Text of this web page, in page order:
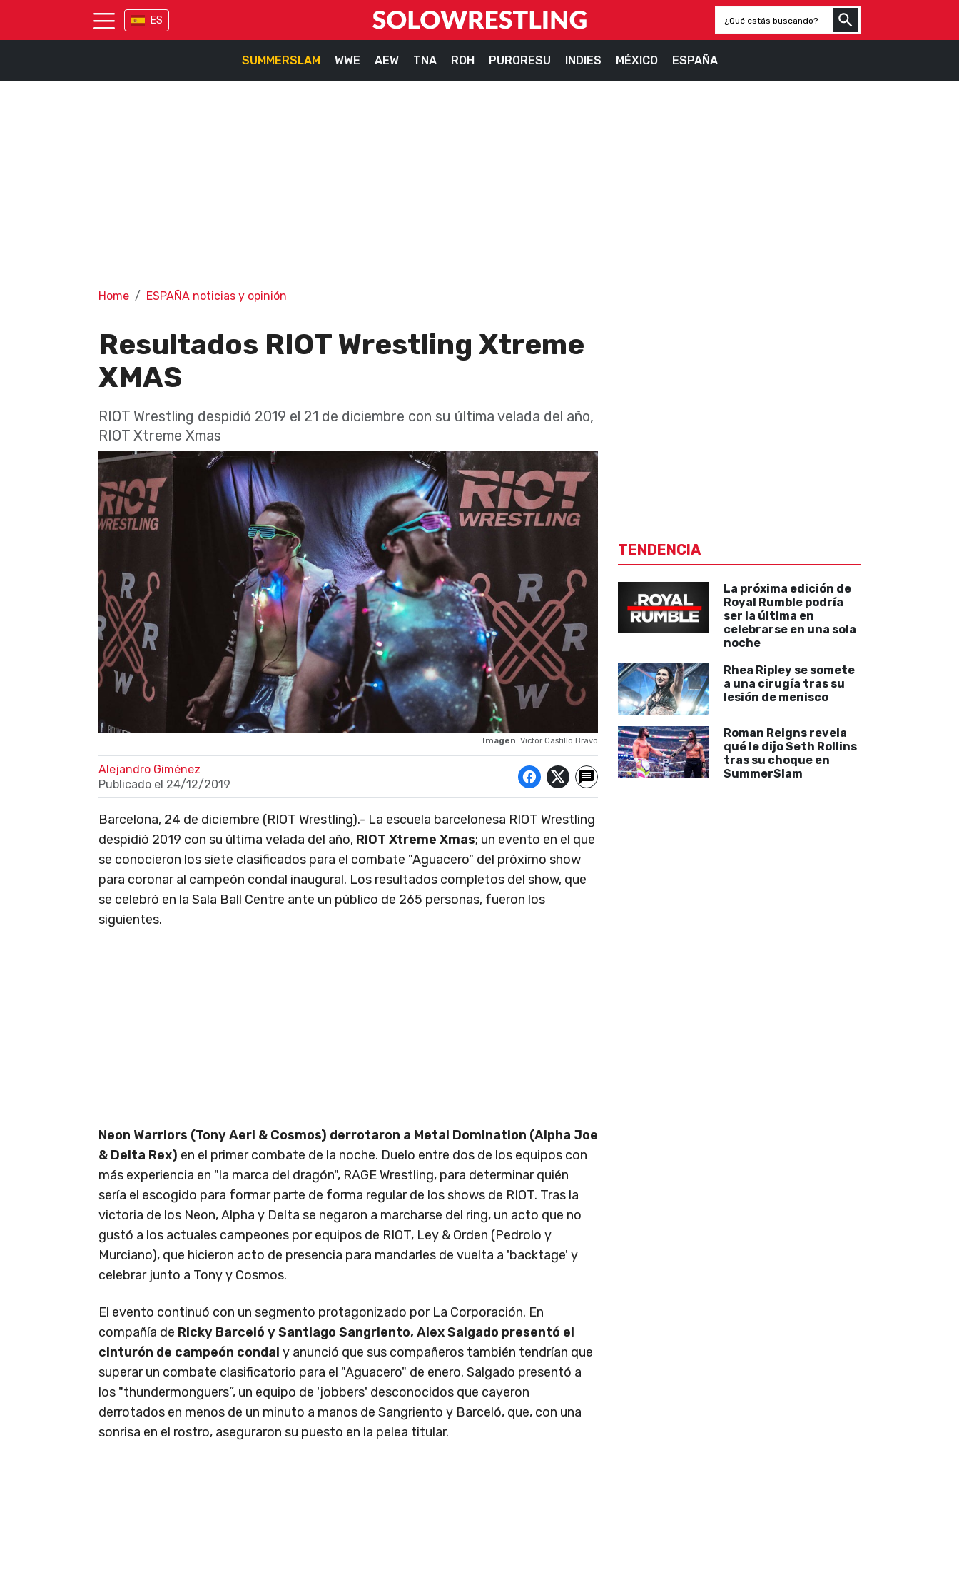
ES
SUMMERSLAM WWE AEW TNA ROH PURORESU INDIES MÉXICO ESPAÑA
Home ESPAÑA noticias y opinión
Resultados RIOT Wrestling Xtreme
XMAS
RIOT Wrestling despidió 2019 el 21 de diciembre con su última velada del año,
RIOT Xtreme Xmas
Imagen: Victor Castillo Bravo
Alejandro Giménez
Publicado el 24/12/2019
Barcelona, 24 de diciembre (RIOT Wrestling).- La escuela barcelonesa RIOT Wrestling
despidió 2019 con su última velada del año, RIOT Xtreme Xmas; un evento en el que
se conocieron los siete clasificados para el combate "Aguacero" del próximo show
para coronar al campeón condal inaugural. Los resultados completos del show, que
se celebró en la Sala Ball Centre ante un público de 265 personas, fueron los
siguientes.
Neon Warriors (Tony Aeri & Cosmos) derrotaron a Metal Domination (Alpha Joe
& Delta Rex) en el primer combate de la noche. Duelo entre dos de los equipos con
más experiencia en "la marca del dragón", RAGE Wrestling, para determinar quién
sería el escogido para formar parte de forma regular de los shows de RIOT. Tras la
victoria de los Neon, Alpha y Delta se negaron a marcharse del ring, un acto que no
gustó a los actuales campeones por equipos de RIOT, Ley & Orden (Pedrolo y
Murciano), que hicieron acto de presencia para mandarles de vuelta a 'backtage' y
celebrar junto a Tony y Cosmos.
El evento continuó con un segmento protagonizado por La Corporación. En
compañía de Ricky Barceló y Santiago Sangriento, Alex Salgado presentó el
cinturón de campeón condal y anunció que sus compañeros también tendrían que
superar un combate clasificatorio para el "Aguacero" de enero. Salgado presentó a
los "thundermonguers”, un equipo de 'jobbers' desconocidos que cayeron
derrotados en menos de un minuto a manos de Sangriento y Barceló, que, con una
sonrisa en el rostro, aseguraron su puesto en la pelea titular.
TENDENCIA
La próxima edición de
Royal Rumble podría
ser la última en
celebrarse en una sola
noche
Rhea Ripley se somete
a una cirugía tras su
lesión de menisco
Roman Reigns revela
qué le dijo Seth Rollins
tras su choque en
SummerSlam